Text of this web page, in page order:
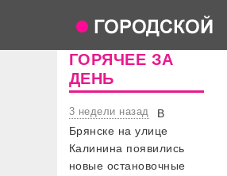
ГОРЯЧЕЕ ЗА
ДЕНЬ
3 недели назад
В
Брянске на улице
Калинина появились
новые остановочные